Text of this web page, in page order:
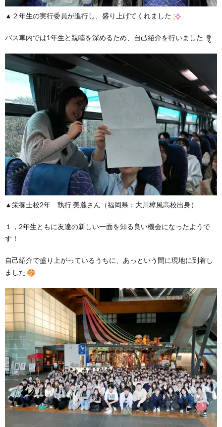
▲２年生の実行委員が進行し、盛り上げてくれました
バス車内では1年生と親睦を深めるため、自己紹介を行いました
▲栄養士校2年 執行 美麓さん（福岡県：大川樟風高校出身）
１，2年生ともに友達の新しい一面を知る良い機会になったようで
す！
自己紹介で盛り上がっているうちに、あっという間に現地に到着し
ました